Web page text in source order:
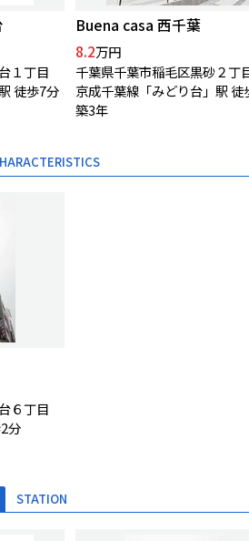
１丁目
徒歩7分
Buena casa 西千葉
8.2万円
千葉県千葉市稲毛区黒砂２丁
京成千葉線「みどり台」駅 徒
築3年
６丁目
分
STATION